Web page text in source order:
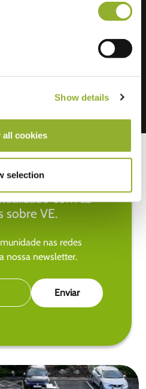
Show details
all cookies
selection
com as
sobre VE.
nas redes
nossa newsletter.